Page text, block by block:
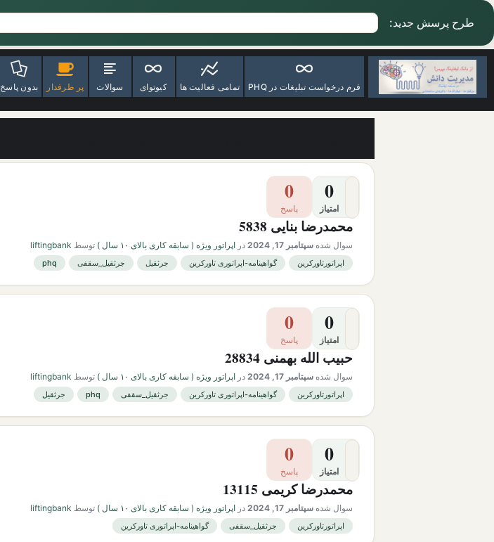
طرح پرسش جدید:
فرم درخواست تبلیغات در PHQ تمامی فعالیت ها کیوتوای سوالات پر طرفدار بدون پاسخ
0
امتیاز
0
پاسخ
محمدرضا بنایی 5838
سوال شده سپتامبر 17, 2024 در اپراتور ویژه ( سابقه کاری بالای ۱۰ سال ) توسط liftingbank
اپراتورتاورکرین گواهینامه-اپراتوری تاورکرین جرثقیل جرثقیل_سقفی phq
0
امتیاز
0
پاسخ
حبیب الله بهمنی 28834
سوال شده سپتامبر 17, 2024 در اپراتور ویژه ( سابقه کاری بالای ۱۰ سال ) توسط liftingbank
اپراتورتاورکرین گواهینامه-اپراتوری تاورکرین جرثقیل_سقفی phq جرثقیل
0
امتیاز
0
پاسخ
محمدرضا کریمی 13115
سوال شده سپتامبر 17, 2024 در اپراتور ویژه ( سابقه کاری بالای ۱۰ سال ) توسط liftingbank
اپراتورتاورکرین جرثقیل_سقفی گواهینامه-اپراتوری تاورکرین